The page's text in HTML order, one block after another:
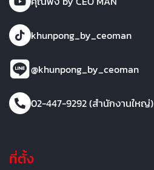
khunpong_by_ceoman
@khunpong_by_ceoman
02-447-9292 (สำนักงานใหญ่)
ที่ตั้ง